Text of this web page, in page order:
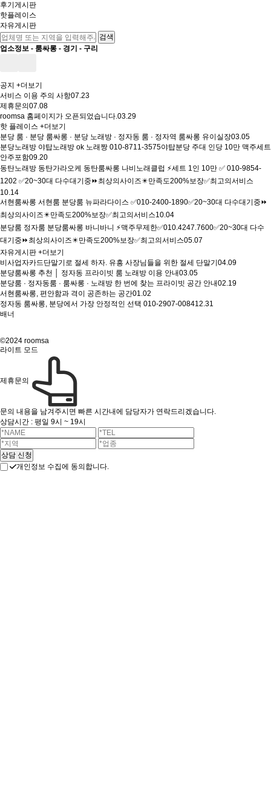
후기게시판
핫플레이스
자유게시판
업소정보 - 룸싸롱 - 경기 - 구리
공지 +더보기
서비스 이용 주의 사항07.23
제휴문의 07.08
roomsa 홈페이지가 오픈되었습니다.03.29
핫 플레이스 +더보기
분당 룸 · 분당 룸싸롱 · 분당 노래방 · 정자동 룸 · 정자역 룸싸롱 유이실장03.05
분당노래방 야탑노래방 ok 노래짱 010-8711-3575야탑분당 주대 인당 10만 맥주세트
안주포함09.20
동탄노래방 동탄가라오케 동탄룸싸롱 나비노래클럽 ⚡세트 1인 10만 ✅ 010-9854-
1202 ✅20~30대 다수대기중⏩최상의사이즈✴️만족도200%보장✅최고의서비스
10.14
서현룸싸롱 서현룸 분당룸 뉴파라다이스 ✅010-2400-1890✅20~30대 다수대기중⏩
최상의사이즈✴️만족도200%보장✅최고의서비스10.04
분당룸 정자룸 분당룸싸롱 바니바니 ⚡맥주무제한✅010.4247.7600✅20~30대 다수
대기중⏩최상의사이즈✴️만족도200%보장✅최고의서비스05.07
자유게시판 +더보기
비사업자카드단말기로 절세 하자. 유흥 사장님들을 위한 절세 단말기 04.09
분당룸싸롱 추천 │ 정자동 프라이빗 룸 노래방 이용 안내03.05
분당룸 · 정자동룸 · 룸싸롱 · 노래방 한 번에 찾는 프라이빗 공간 안내02.19
서현룸싸롱, 편안함과 격이 공존하는 공간01.02
정자동 룸싸롱, 분당에서 가장 안정적인 선택 010-2907-008412.31
배너
©2024 roomsa
라이트 모드
제휴문의
문의 내용을 남겨주시면 빠른 시간내에 담당자가 연락드리겠습니다.
상담시간 : 평일 9시 ~ 19시
개인정보 수집에 동의합니다.